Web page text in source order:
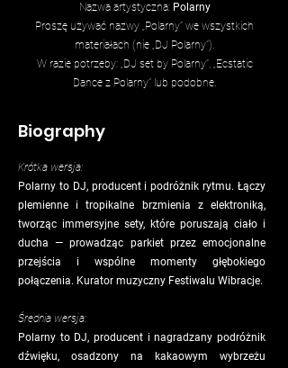
Nazwa artystyczna: Polarny
Proszę używać nazwy „Polarny” we wszystkich
materiałach (nie „DJ Polarny”).
W razie potrzeby: „DJ set by Polarny”, „Ecstatic
Dance z Polarny” lub podobne.
Biography
Krótka wersja:
Polarny to DJ, producent i podróżnik rytmu. Łączy
plemienne i tropikalne brzmienia z elektroniką,
tworząc immersyjne sety, które poruszają ciało i
ducha — prowadząc parkiet przez emocjonalne
przejścia i wspólne momenty głębokiego
połączenia. Kurator muzyczny Festiwalu Wibracje.
Średnia wersja:
Polarny to DJ, producent i nagradzany podróżnik
dźwięku, osadzony na kakaowym wybrzeżu